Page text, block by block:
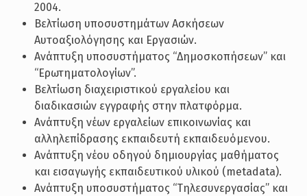
2004.
Βελτίωση υποσυστημάτων Ασκήσεων
Αυτοαξιολόγησης και Εργασιών.
Ανάπτυξη υποσυστήματος “Δημοσκοπήσεων” και
“Ερωτηματολογίων”.
Βελτίωση διαχειριστικού εργαλείου και
διαδικασιών εγγραφής στην πλατφόρμα.
Ανάπτυξη νέων εργαλείων επικοινωνίας και
αλληλεπίδρασης εκπαιδευτή εκπαιδευόμενου.
Ανάπτυξη νέου οδηγού δημιουργίας μαθήματος
και εισαγωγής εκπαιδευτικού υλικού (metadata).
Ανάπτυξη υποσυστήματος “Τηλεσυνεργασίας” και